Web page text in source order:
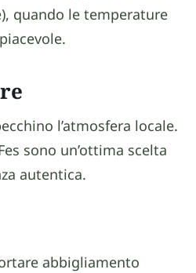
quando le temperature
l’atmosfera locale.
sono un’ottima scelta
autentica.
abbigliamento